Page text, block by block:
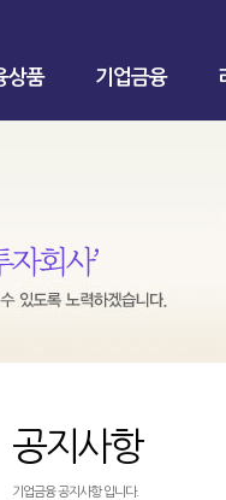
상품 기업금융
공지사항
기업금융 공지사항 입니다.